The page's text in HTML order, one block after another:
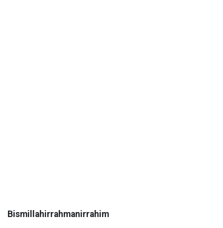
Bismillahirrahmanirrahim